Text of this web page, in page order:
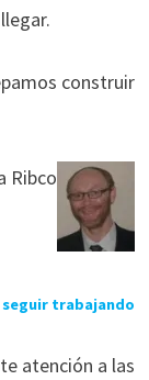
construir
Ribco
trabajando
atención a las